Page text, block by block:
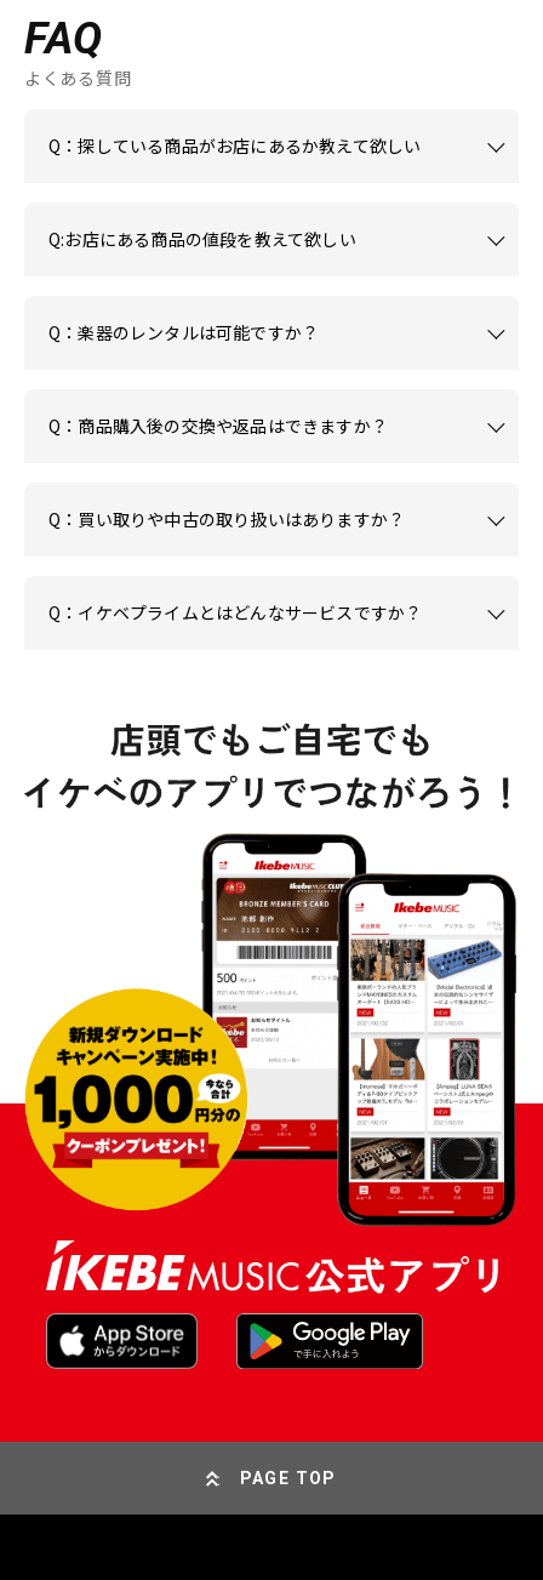
FAQ
よくある質問
Q：探している商品がお店にあるか教えて欲しい
Q:お店にある商品の値段を教えて欲しい
Q：楽器のレンタルは可能ですか？
Q：商品購入後の交換や返品はできますか？
Q：買い取りや中古の取り扱いはありますか？
Q：イケベプライムとはどんなサービスですか？
PAGE TOP